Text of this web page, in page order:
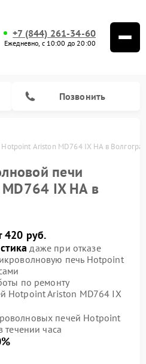
+7 (844) 261-34-60
Ежедневно, с 10:00 до 20:00
Позвонить
Ariston MD764 IX HA в
печи
IX HA в
420 руб.
даже при отказе
печь Hotpoint
по ремонту
Hotpoint Ariston MD764 IX
печей Hotpoint
течении часа